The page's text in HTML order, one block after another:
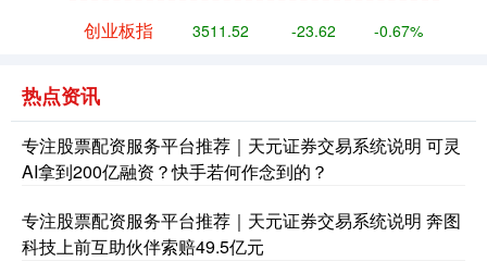
基金指数 7227.34
热点资讯
专注股票配资服务平台推荐｜天元证券交易系统说明 可灵
AI拿到200亿融资？快手若何作念到的？
专注股票配资服务平台推荐｜天元证券交易系统说明 奔图
科技上前互助伙伴索赔49.5亿元